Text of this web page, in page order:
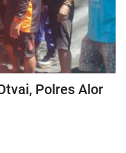
Polres Alor